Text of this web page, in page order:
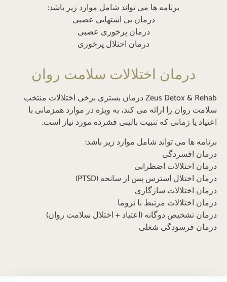
برنامه ها می تواند شامل موارد زیر باشد:
درمان بی اشتهایی عصبی
درمان پرخوری عصبی
درمان اختلال پرخوری
درمان اختلالات سلامت روان
Zeus Detox & Rehab درمان بستری برخی اختلالات منتخب
سلامت روان را ارائه می کند، به ویژه در موارد همزمانی با
اعتیاد یا زمانی که تثبیت بالینی فشرده مورد نیاز است.
برنامه ها می تواند شامل موارد زیر باشد:
درمان افسردگی
درمان اختلالات اضطرابی
درمان اختلال استرس پس از سانحه (PTSD)
درمان اختلالات سازگاری
درمان اختلالات مرتبط با تروما
درمان تشخیص دوگانه (اعتیاد + اختلال سلامت روان)
درمان فرسودگی شغلی